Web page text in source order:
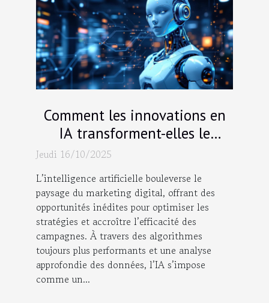
Comment les innovations en
IA transforment-elles le
marketing digital ?
Jeudi 16/10/2025
L’intelligence artificielle bouleverse le
paysage du marketing digital, offrant des
opportunités inédites pour optimiser les
stratégies et accroître l’efficacité des
campagnes. À travers des algorithmes
toujours plus performants et une analyse
approfondie des données, l’IA s’impose
comme un...